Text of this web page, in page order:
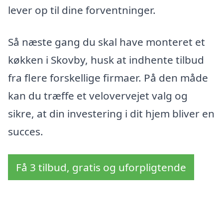
lever op til dine forventninger.
Så næste gang du skal have monteret et
køkken i Skovby, husk at indhente tilbud
fra flere forskellige firmaer. På den måde
kan du træffe et velovervejet valg og
sikre, at din investering i dit hjem bliver en
succes.
Få 3 tilbud, gratis og uforpligtende